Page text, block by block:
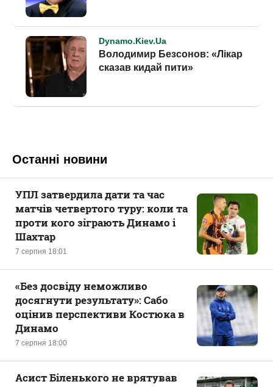
Останні новини
7 серпня 18:01
УПЛ затвердила дати та час
матчів четвертого туру: коли та
проти кого зіграють Динамо і
Шахтар
7 серпня 18:00
«Без досвіду неможливо
досягнути результату»: Сабо
оцінив перспективи Костюка в
Динамо
Асист Біленького не врятував